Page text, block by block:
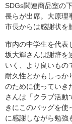
SDGs関連商品室の
長らが出席。大原理
市長からは感謝状を
市内の中学生を代表
坂大輝さんは謝辞を
いく、より良いもの
耐久性とかもしっか
のために使っていき
さんは「クラブ活動
きにこのバッグを使
に感謝しながら勉強